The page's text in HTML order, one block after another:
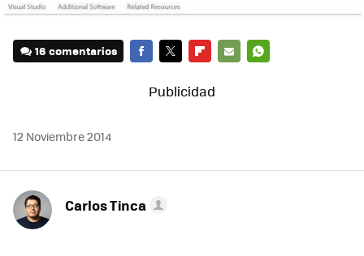
16 comentarios
12 Noviembre 2014
Carlos Tinca